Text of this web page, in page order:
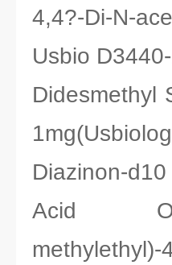
4,4?-Di-N-
Usbio
Didesmethyl
Diazinon-
Acid
methylethyl)-